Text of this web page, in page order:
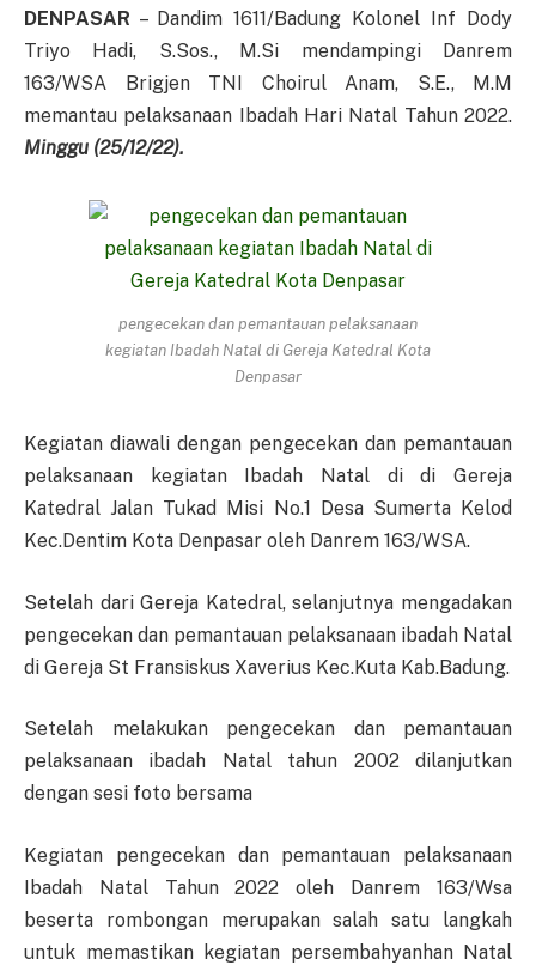
DENPASAR – Dandim 1611/Badung Kolonel Inf Dody
Triyo Hadi, S.Sos., M.Si mendampingi Danrem
163/WSA Brigjen TNI Choirul Anam, S.E., M.M
memantau pelaksanaan Ibadah Hari Natal Tahun 2022.
Minggu (25/12/22).
pengecekan dan pemantauan pelaksanaan
kegiatan Ibadah Natal di Gereja Katedral Kota
Denpasar
Kegiatan diawali dengan pengecekan dan pemantauan
pelaksanaan kegiatan Ibadah Natal di di Gereja
Katedral Jalan Tukad Misi No.1 Desa Sumerta Kelod
Kec.Dentim Kota Denpasar oleh Danrem 163/WSA.
Setelah dari Gereja Katedral, selanjutnya mengadakan
pengecekan dan pemantauan pelaksanaan ibadah Natal
di Gereja St Fransiskus Xaverius Kec.Kuta Kab.Badung.
Setelah melakukan pengecekan dan pemantauan
pelaksanaan ibadah Natal tahun 2002 dilanjutkan
dengan sesi foto bersama
Kegiatan pengecekan dan pemantauan pelaksanaan
Ibadah Natal Tahun 2022 oleh Danrem 163/Wsa
beserta rombongan merupakan salah satu langkah
untuk memastikan kegiatan persembahyanhan Natal